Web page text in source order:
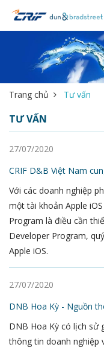
Trang chủ Tư vấn
TƯ VẤN
27/07/2020
CRIF D&B Việt Nam
Với các doanh nghiệp
một tài khoản Apple
Program là điều cần
Developer Program,
Apple iOS.
27/07/2020
DNB Hoa Kỳ - Nguồn
DNB Hoa Kỳ có lịch sử
thông tin doanh nghiệp